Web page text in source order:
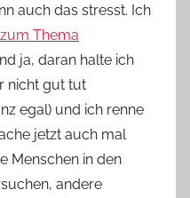
auch das stresst. Ich
zum Thema
ja, daran halte ich
nicht gut tut
egal) und ich renne
jetzt auch mal
Menschen in den
andere